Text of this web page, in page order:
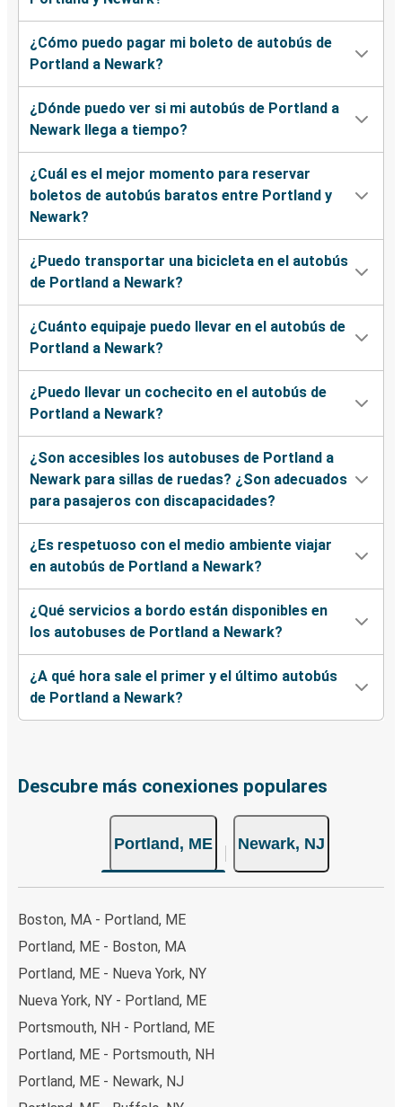
¿Cómo puedo pagar mi boleto de autobús de
Portland a Newark?
¿Dónde puedo ver si mi autobús de Portland a
Newark llega a tiempo?
¿Cuál es el mejor momento para reservar
boletos de autobús baratos entre Portland y
Newark?
¿Puedo transportar una bicicleta en el autobús
de Portland a Newark?
¿Cuánto equipaje puedo llevar en el autobús de
Portland a Newark?
¿Puedo llevar un cochecito en el autobús de
Portland a Newark?
¿Son accesibles los autobuses de Portland a
Newark para sillas de ruedas? ¿Son adecuados
para pasajeros con discapacidades?
¿Es respetuoso con el medio ambiente viajar
en autobús de Portland a Newark?
¿Qué servicios a bordo están disponibles en
los autobuses de Portland a Newark?
¿A qué hora sale el primer y el último autobús
de Portland a Newark?
Descubre más conexiones populares
Portland, ME Newark, NJ
Boston, MA - Portland, ME
Portland, ME - Boston, MA
Portland, ME - Nueva York, NY
Nueva York, NY - Portland, ME
Portsmouth, NH - Portland, ME
Portland, ME - Portsmouth, NH
Portland, ME - Newark, NJ